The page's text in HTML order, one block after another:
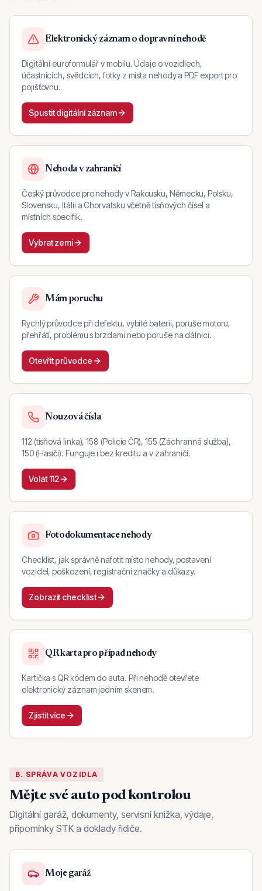
Elektronický záznam o dopravní nehodě
Digitální euroformulář v mobilu. Údaje o vozidlech,
účastnících, svědcích, fotky z místa nehody a PDF export pro
pojišťovnu.
Spustit digitální záznam
Nehoda v zahraničí
Český průvodce pro nehody v Rakousku, Německu, Polsku,
Slovensku, Itálii a Chorvatsku včetně tísňových čísel a
místních specifik.
Vybrat zemi
Mám poruchu
Rychlý průvodce při defektu, vybité baterii, poruše motoru,
přehřátí, problému s brzdami nebo poruše na dálnici.
Otevřít průvodce
Nouzová čísla
112 (tísňová linka), 158 (Policie ČR), 155 (Záchranná služba),
150 (Hasiči). Funguje i bez kreditu a v zahraničí.
Volat 112
Fotodokumentace nehody
Checklist, jak správně nafotit místo nehody, postavení
vozidel, poškození, registrační značky a důkazy.
Zobrazit checklist
QR karta pro případ nehody
Kartička s QR kódem do auta. Při nehodě otevřete
elektronický záznam jedním skenem.
Zjistit více
B. SPRÁVA VOZIDLA
Mějte své auto pod kontrolou
Digitální garáž, dokumenty, servisní knížka, výdaje,
připomínky STK a doklady řidiče.
Moje garáž